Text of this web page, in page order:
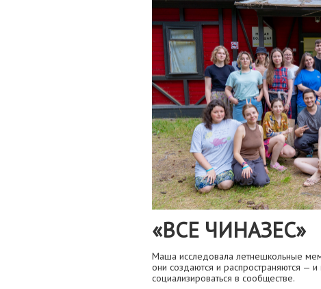
«ВСЕ ЧИНАЗЕС»
Маша исследовала летнешкольные
они создаются и распространяются — и
социализироваться в сообществе.